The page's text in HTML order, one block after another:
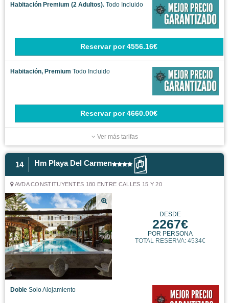
Habitación Premium (2 Adultos). Todo Incluido
Reservar por 4556.16€
Habitación, Premium Todo Incluido
Reservar por 4660.00€
Ver más tarifas
14 Hm Playa Del Carmen
AVDA CONSTITUYENTES 180 ENTRE CALLES 15 Y 20
DESDE
2267€
POR PERSONA
TOTAL RESERVA: 4534€
Doble Solo Alojamiento